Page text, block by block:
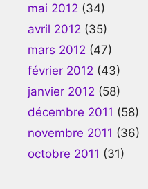
mai 2012 (34)
avril 2012 (35)
mars 2012 (47)
février 2012 (43)
janvier 2012 (58)
décembre 2011 (58)
novembre 2011 (36)
octobre 2011 (31)